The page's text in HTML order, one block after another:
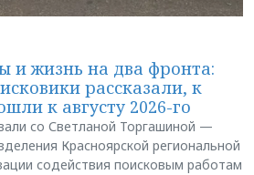
и жизнь на два фронта:
рассказали, к
к августу 2026-го
со Светланой Торгашиной —
Красноярской региональной
содействия поисковым работам